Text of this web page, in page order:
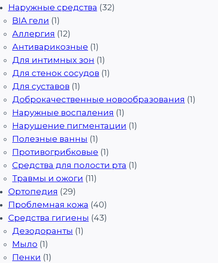
Наружные средства (32)
BIA гели (1)
Аллергия (12)
Антиварикозные (1)
Для интимных зон (1)
Для стенок сосудов (1)
Для суставов (1)
Доброкачественные новообразования (1)
Наружные воспаления (1)
Нарушение пигментации (1)
Полезные ванны (1)
Противогрибковые (1)
Средства для полости рта (1)
Травмы и ожоги (11)
Ортопедия (29)
Проблемная кожа (40)
Средства гигиены (43)
Дезодоранты (1)
Мыло (1)
Пенки (1)